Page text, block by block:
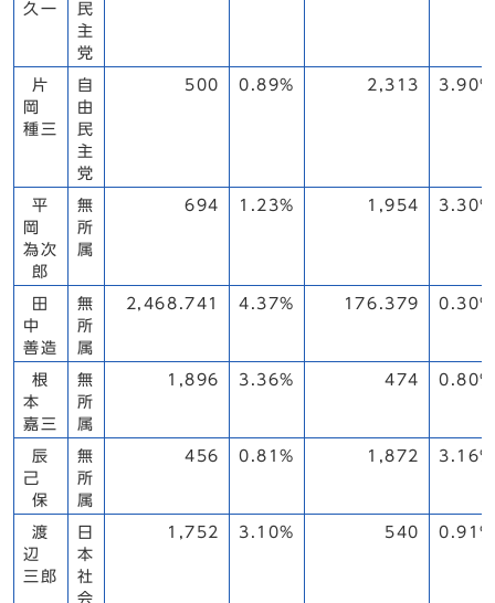
久一
民
主
党
片
岡
種三
自
由
民
主
党
500 0.89% 2,313 3.90%
平
岡
為次
郎
無
所
属
694 1.23% 1,954 3.30%
田
中
善造
無
所
属
2,468.741 4.37% 176.379 0.30%
根
本
嘉三
無
所
属
1,896 3.36% 474 0.80%
辰
己
保
無
所
属
456 0.81% 1,872 3.16%
渡
辺
三郎
日
本
社
会
1,752 3.10% 540 0.91%